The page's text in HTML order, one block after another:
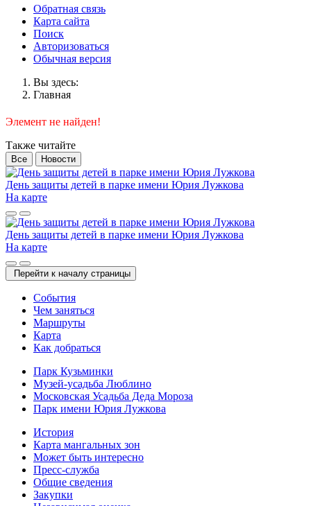
Обратная связь
Карта сайта
Поиск
Авторизоваться
Обычная версия
Вы здесь:
Главная
Элемент не найден!
Также читайте
Все Новости
День защиты детей в парке имени Юрия Лужкова
На карте
День защиты детей в парке имени Юрия Лужкова
На карте
Перейти к началу страницы
Cобытия
Чем заняться
Маршруты
Карта
Как добраться
Парк Кузьминки
Музей-усадьба Люблино
Московская Усадьба Деда Мороза
Парк имени Юрия Лужкова
История
Карта мангальных зон
Может быть интересно
Пресс-служба
Общие сведения
Закупки